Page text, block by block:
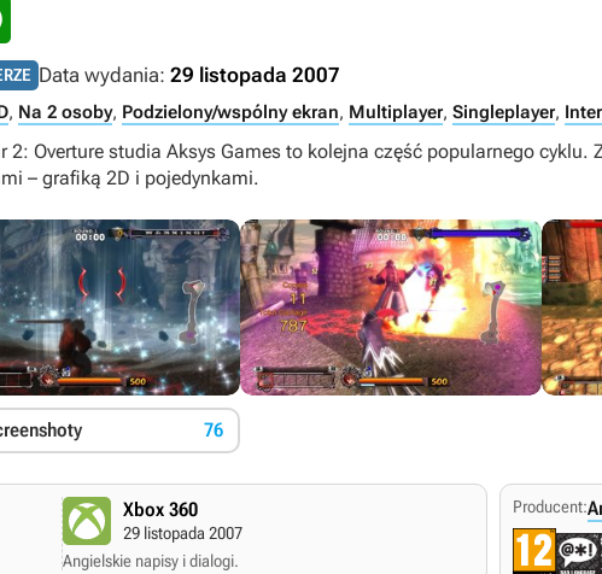
Data wydania: 29 listopada 2007
, Na 2 osoby, Podzielony/wspólny ekran, Multiplayer, Singleplayer,
2: Overture studia Aksys Games to kolejna część popularnego cyklu.
– grafiką 2D i pojedynkami.
76
Xbox 360
29 listopada 2007
Angielskie napisy i dialogi.
Producent: